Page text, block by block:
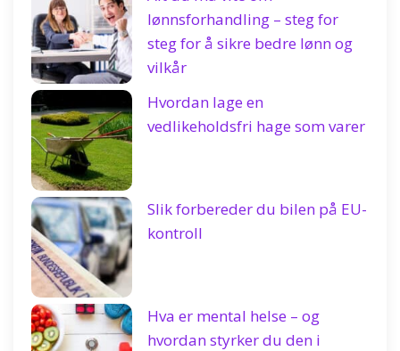
lønnsforhandling – steg for
steg for å sikre bedre lønn og
vilkår
Hvordan lage en
vedlikeholdsfri hage som varer
Slik forbereder du bilen på EU-
kontroll
Hva er mental helse – og
hvordan styrker du den i